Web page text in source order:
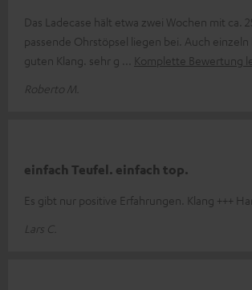
Das Ladecase hält etwa zwei Wochen mit ca.
passende Ohrstöpsel liegen bei. Auch
guten Klang. sehr g
Komplette Bewertung
Roberto M.
einfach Teufel. einfach top.
Es gibt nur positive Erfahrungen. Klang +++
Lars C.